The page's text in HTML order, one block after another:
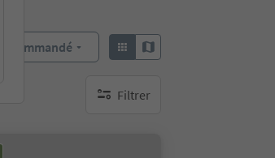
Recommandé
Filtrer
aucun filtre actif